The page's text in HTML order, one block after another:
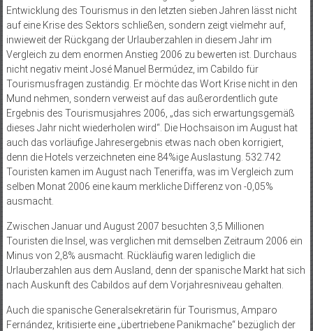
Entwicklung des Tourismus in den letzten sieben Jahren lässt nicht
auf eine Krise des Sektors schließen, sondern zeigt vielmehr auf,
inwieweit der Rückgang der Urlauberzahlen in diesem Jahr im
Vergleich zu dem enormen Anstieg 2006 zu bewerten ist. Durchaus
nicht negativ meint José Manuel Bermúdez, im Cabildo für
Tourismusfragen zuständig. Er möchte das Wort Krise nicht in den
Mund nehmen, sondern verweist auf das außerordentlich gute
Ergebnis des Tourismusjahres 2006, „das sich erwartungsgemäß
dieses Jahr nicht wiederholen wird“. Die Hochsaison im August hat
auch das vorläufige Jahresergebnis etwas nach oben korrigiert,
denn die Hotels verzeichneten eine 84%ige Auslastung. 532.742
Touristen kamen im August nach Teneriffa, was im Vergleich zum
selben Monat 2006 eine kaum merkliche Differenz von -0,05%
ausmacht.
Zwischen Januar und August 2007 besuchten 3,5 Millionen
Touristen die Insel, was verglichen mit demselben Zeitraum 2006 ein
Minus von 2,8% ausmacht. Rückläufig waren lediglich die
Urlauberzahlen aus dem Ausland, denn der spanische Markt hat sich
nach Auskunft des Cabildos auf dem Vorjahresniveau gehalten.
Auch die spanische Generalsekretärin für Tourismus, Amparo
Fernández, kritisierte eine „übertriebene Panikmache“ bezüglich der